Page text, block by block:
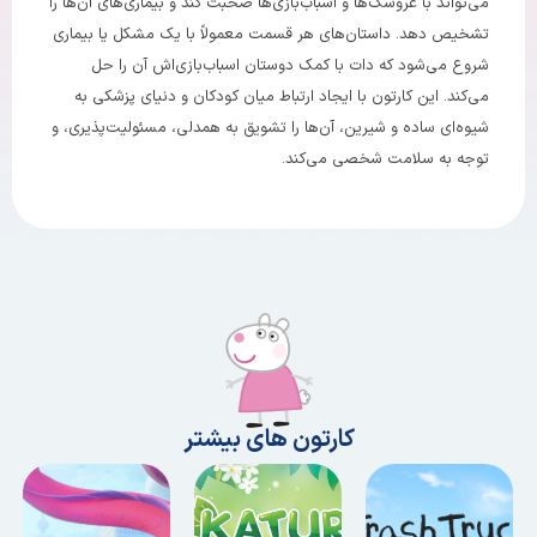
تشخیص دهد. داستان‌های هر قسمت معمولاً با یک مشکل یا بیماری
شروع می‌شود که دات با کمک دوستان اسباب‌بازی‌اش آن را حل
می‌کند. این کارتون با ایجاد ارتباط میان کودکان و دنیای پزشکی به
شیوه‌ای ساده و شیرین، آن‌ها را تشویق به همدلی، مسئولیت‌پذیری، و
توجه به سلامت شخصی می‌کند.
کارتون های بیشتر